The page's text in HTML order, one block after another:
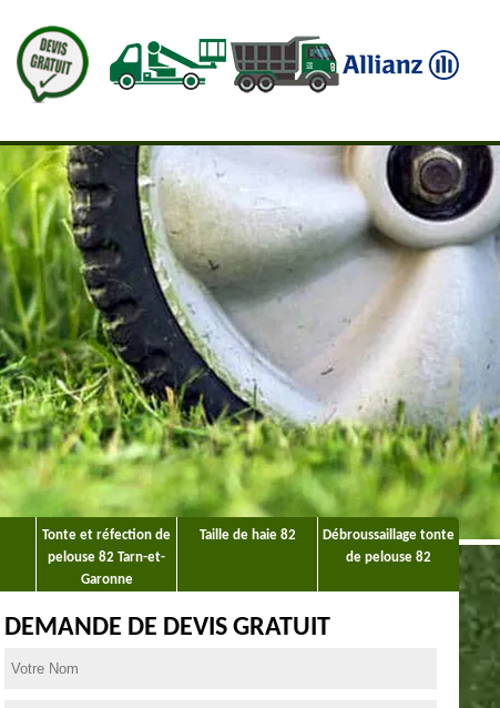
Tonte et réfection de
pelouse 82 Tarn-et-
Garonne
Taille de haie 82
Débroussaillage tonte
de pelouse 82
DEMANDE DE DEVIS GRATUIT